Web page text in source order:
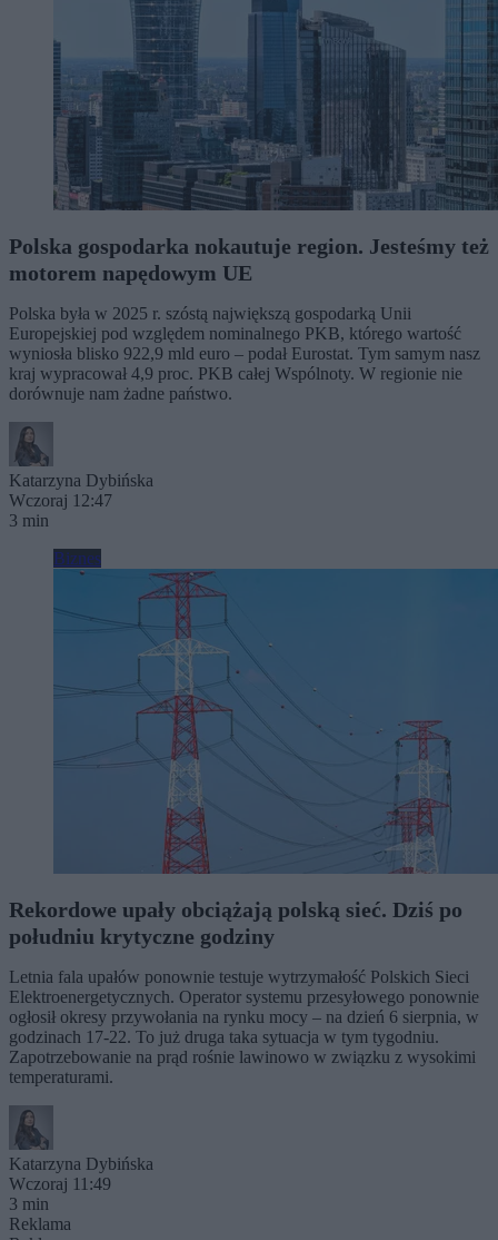
Polska gospodarka nokautuje region. Jesteśmy też
motorem napędowym UE
Polska była w 2025 r. szóstą największą gospodarką Unii
Europejskiej pod względem nominalnego PKB, którego wartość
wyniosła blisko 922,9 mld euro – podał Eurostat. Tym samym nasz
kraj wypracował 4,9 proc. PKB całej Wspólnoty. W regionie nie
dorównuje nam żadne państwo.
Katarzyna Dybińska
Wczoraj 12:47
3 min
Biznes
Rekordowe upały obciążają polską sieć. Dziś po
południu krytyczne godziny
Letnia fala upałów ponownie testuje wytrzymałość Polskich Sieci
Elektroenergetycznych. Operator systemu przesyłowego ponownie
ogłosił okresy przywołania na rynku mocy – na dzień 6 sierpnia, w
godzinach 17-22. To już druga taka sytuacja w tym tygodniu.
Zapotrzebowanie na prąd rośnie lawinowo w związku z wysokimi
temperaturami.
Katarzyna Dybińska
Wczoraj 11:49
3 min
Reklama